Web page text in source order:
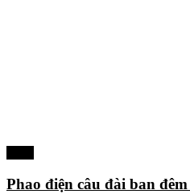
Phao điện câu đài ban